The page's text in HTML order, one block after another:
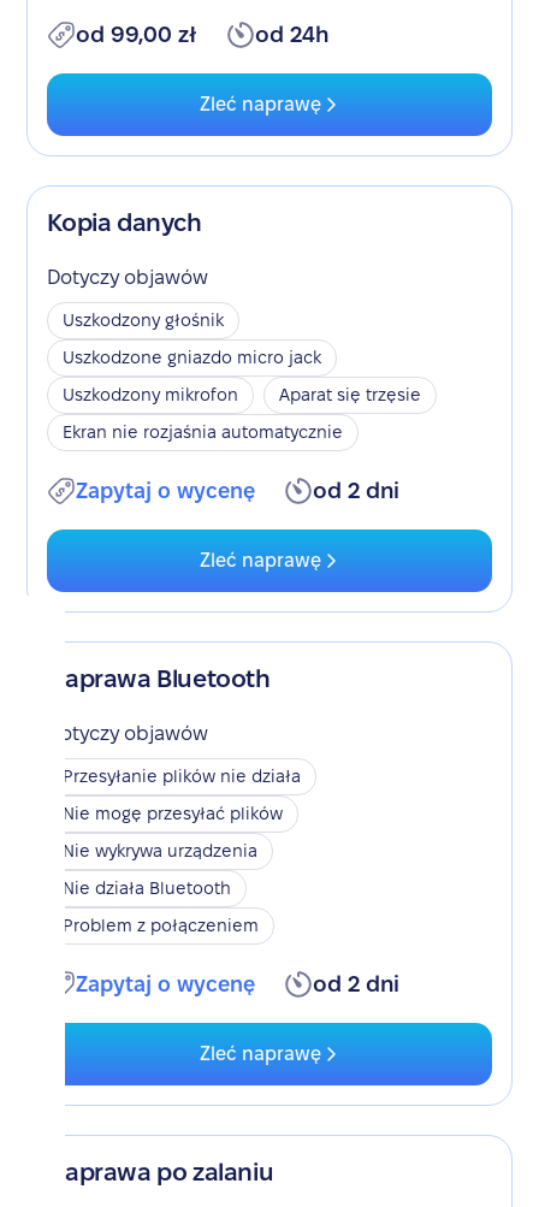
od 99,00 zł od 24h
Zleć naprawę
Kopia danych
Dotyczy objawów
Uszkodzony głośnik
Uszkodzone gniazdo micro jack
Uszkodzony mikrofon
Aparat się trzęsie
Ekran nie rozjaśnia automatycznie
Zapytaj o wycenę od 2 dni
Zleć naprawę
Naprawa Bluetooth
Dotyczy objawów
Przesyłanie plików nie działa
Nie mogę przesyłać plików
Nie wykrywa urządzenia
Nie działa Bluetooth
Problem z połączeniem
Zapytaj o wycenę od 2 dni
Zleć naprawę
Naprawa po zalaniu